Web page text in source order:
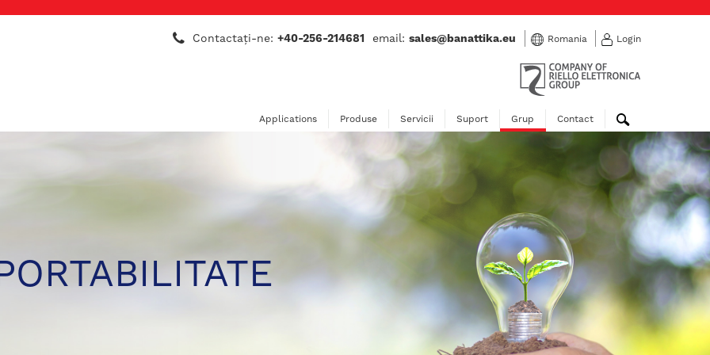
Contactaţi-ne:+40-256-214681 email:sales@banattika.eu Romania Login
Applications Produse Servicii Suport Grup Contact